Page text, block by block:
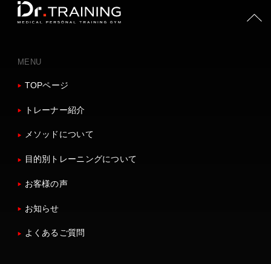
MENU
TOPページ
トレーナー紹介
メソッドについて
目的別トレーニングについて
お客様の声
お知らせ
よくあるご質問